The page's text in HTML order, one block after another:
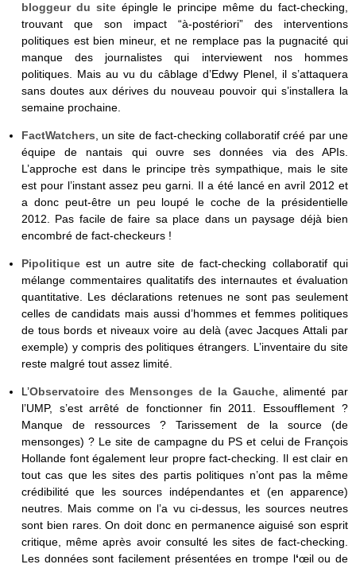
bloggeur du siteépingle le principe même du fact-checking,
trouvant que son impact “à-postériori” des interventions
politiques est bien mineur, et ne remplace pas la pugnacité qui
manque des journalistes qui interviewent nos hommes
politiques. Mais au vu du câblage d’Edwy Plenel, il s’attaquera
sans doutes aux dérives du nouveau pouvoir qui s’installera la
semaine prochaine.
Fact­Wat­chers, un site de fact-checking collaboratif créé par une
équipe de nantais qui ouvre ses données via des APIs.
L’approche est dans le principe très sympathique, mais le site
est pour l’instant assez peu garni. Il a été lancé en avril 2012 et
a donc peut-être un peu loupé le coche de la présidentielle
2012. Pas facile de faire sa place dans un paysage déjà bien
encombré de fact-checkeurs !
Pipolitiqueest un autre site de fact-checking collaboratif qui
mélange commentaires qualitatifs des internautes et évaluation
quantitative. Les déclarations retenues ne sont pas seulement
celles de candidats mais aussi d’hommes et femmes politiques
de tous bords et niveaux voire au delà (avec Jacques Attali par
exemple) y compris des politiques étrangers. L’inventaire du site
reste malgré tout assez limité.
L’Observatoire des Mensonges de la Gauche, alimenté par
l’UMP, s’est arrêté de fonctionner fin 2011. Essoufflement ?
Manque de ressources ? Tarissement de la source (de
mensonges) ? Le site de campagne du PS et celui de François
Hollande font également leur propre fact-checking. Il est clair en
tout cas que les sites des partis politiques n’ont pas la même
crédibilité que les sources indépendantes et (en apparence)
neutres. Mais comme on l’a vu ci-dessus, les sources neutres
sont bien rares. On doit donc en permanence aiguisé son esprit
critique, même après avoir consulté les sites de fact-checking.
Les données sont facilement présentées en trompe l‘œil ou de